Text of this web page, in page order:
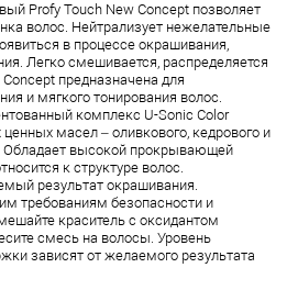
Profy Touch New Concept позволяет
волос. Нейтрализует нежелательные
в процессе окрашивания,
Легко смешивается, распределяется
предназначена для
и мягкого тонирования волос.
комплекс U-Sonic Color
масел – оливкового, кедрового и
Обладает высокой прокрывающей
к структуре волос.
результат окрашивания.
требованиям безопасности и
краситель с оксидантом
смесь на волосы. Уровень
зависят от желаемого результата